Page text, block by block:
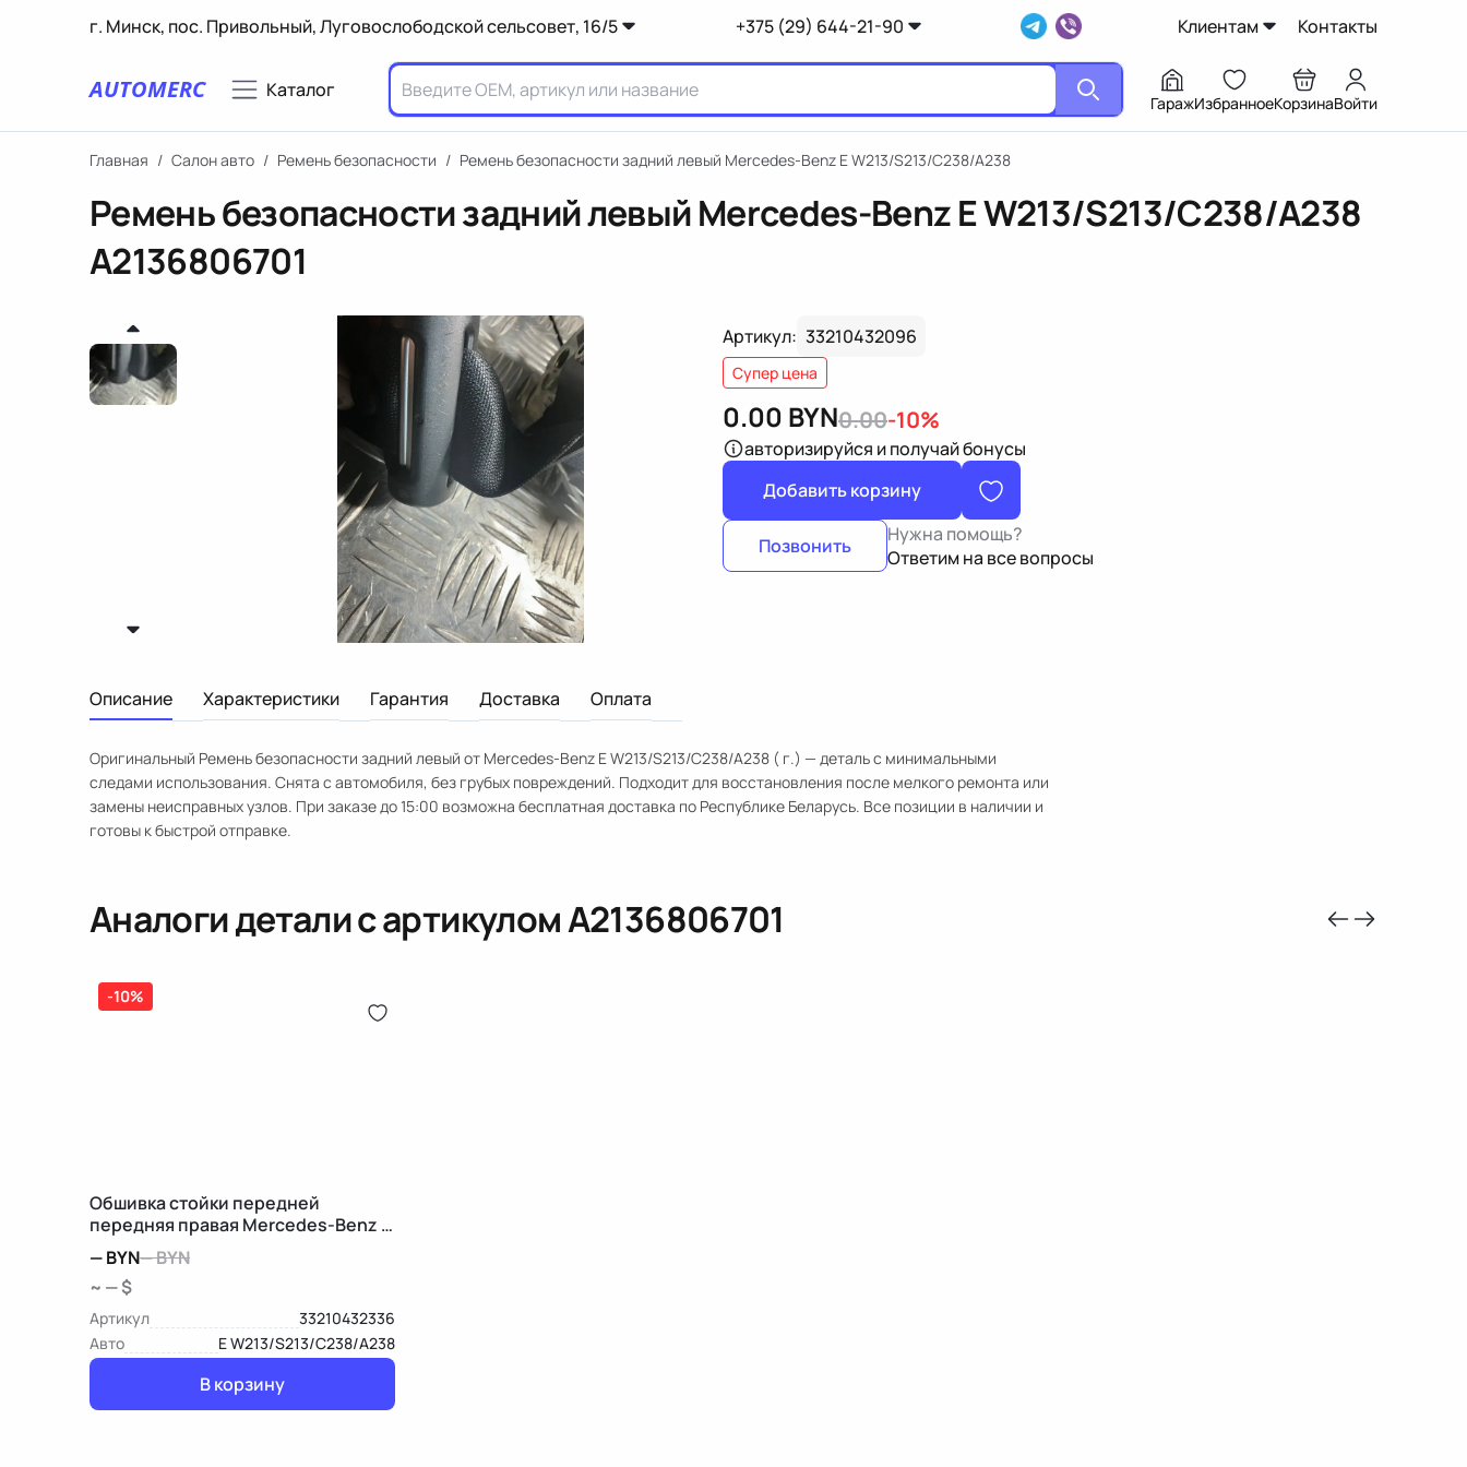
г. Минск, пос. Привольный, Луговослободской сельсовет, 16/5 +375 (29) 644-21-90 Клиентам Контакты
AUTOMERC Каталог
ГаражИзбранноеКорзинаВойти
Главная / Салон авто / Ремень безопасности / Ремень безопасности задний левый Mercedes-Benz E W213/S213/C238/A238
Ремень безопасности задний левый Mercedes-Benz E W213/S213/C238/A238
A2136806701
Артикул: 33210432096
Супер цена
0.00 BYN0.00-10%
авторизируйся и получай бонусы
Добавить корзину
Позвонить
Нужна помощь?
Ответим на все вопросы
Описание Характеристики Гарантия Доставка Оплата
Оригинальный Ремень безопасности задний левый от Mercedes-Benz E W213/S213/C238/A238 ( г.) — деталь с минимальными
следами использования. Снята с автомобиля, без грубых повреждений. Подходит для восстановления после мелкого ремонта или
замены неисправных узлов. При заказе до 15:00 возможна бесплатная доставка по Республике Беларусь. Все позиции в наличии и
готовы к быстрой отправке.
Аналоги детали с артикуломA2136806701
-10%
Обшивка стойки передней
передняя правая Mercedes-Benz E
W213/S213/C238/A238
—BYN—BYN
~ — $
Артикул
33210432336
Авто
E W213/S213/C238/A238
В корзину